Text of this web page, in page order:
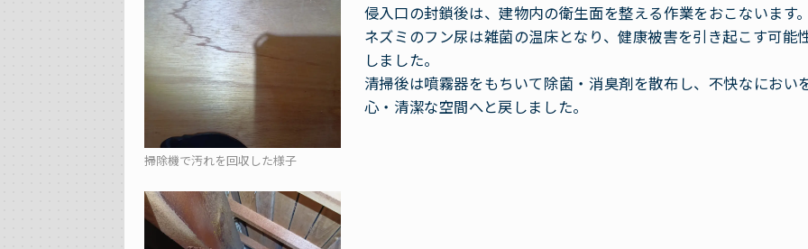
掃除機で汚れを回収した様子
侵入口の封鎖後は、建物内の衛生面を整える作業をおこないます
ネズミのフン尿は雑菌の温床となり、健康被害を引き起こす可
しました。
清掃後は噴霧器をもちいて除菌・消臭剤を散布し、不快なにお
心・清潔な空間へと戻しました。